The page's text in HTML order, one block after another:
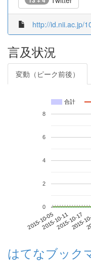
http://id.nii.ac.jp/
言及状況
変動（ピーク前後）
合計
2015-10-052015-10-112015-10-17
2015-
0
2
4
6
8
はてなブック